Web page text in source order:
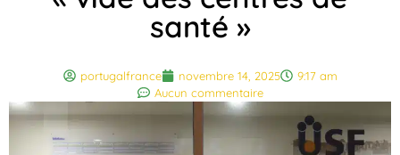
santé »
portugalfrance novembre 14, 2025
9:17 am
Aucun commentaire